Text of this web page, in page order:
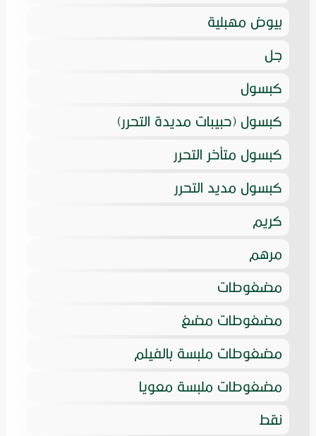
بيوض مهبلية
جل
كبسول
كبسول (حبيبات مديدة التحرر)
كبسول متأخر التحرر
كبسول مديد التحرر
كريم
مرهم
مضغوطات
مضغوطات مضغ
مضغوطات ملبسة بالفيلم
مضغوطات ملبسة معويا
نقط